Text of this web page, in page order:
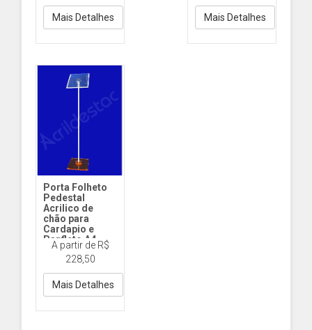
Mais Detalhes Mais Detalhes
Porta Folheto
Pedestal
Acrilico de
chão para
Cardapio e
Panfleto A4
30x21 Vertical
DY14 A4 30x21
Inclinado
A partir de R$
228,50
Mais Detalhes